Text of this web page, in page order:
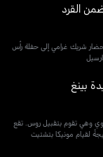
شريك غرامي إلى حفلة رأس
وهي تقوم بتقبيل روس. تقع
لقيام مونيكا بتشتيت